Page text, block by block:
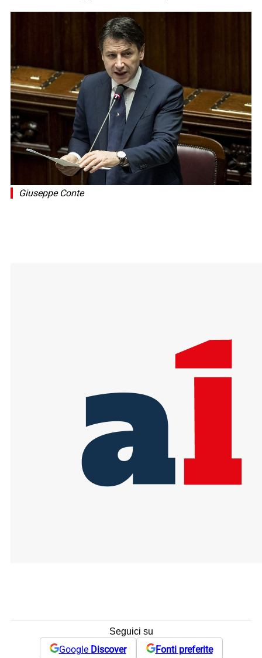
Giuseppe Conte
Seguici su
Google Discover Fonti preferite